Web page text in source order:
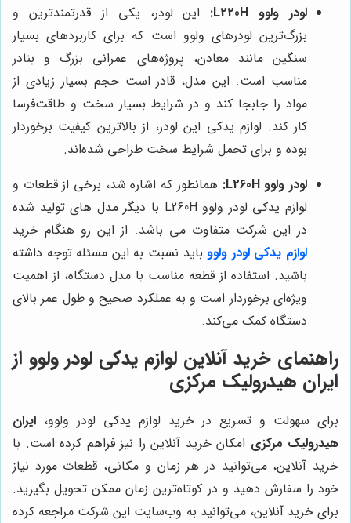
لودر ولوو L220H:
این لودر، یکی از قدرتمندترین و
بزرگ‌ترین لودرهای ولوو است که برای کاربردهای بسیار
سنگین مانند معادن، پروژه‌های عمرانی بزرگ و بنادر
مناسب است. این مدل، قادر است حجم بسیار زیادی از
مواد را جابجا کند و در شرایط بسیار سخت و طاقت‌فرسا
کار کند. لوازم یدکی این لودر، از بالاترین کیفیت برخوردار
بوده و برای تحمل شرایط سخت طراحی شده‌اند.
لودر ولوو L260H:
همانطور که اشاره شد، برخی از قطعات و
لوازم یدکی لودر ولوو L260H با دیگر مدل های تولید شده
در این شرکت متفاوت می باشد. از این رو هنگام خرید
لوازم یدکی لودر ولوو باید نسبت به این مسئله توجه داشته
باشید. استفاده از قطعه مناسب با مدل دستگاه، از اهمیت
ویژه‌ای برخوردار است و به عملکرد صحیح و طول عمر بالای
دستگاه کمک می‌کند.
راهنمای خرید آنلاین لوازم یدکی لودر ولوو از
ایران هیدرولیک مرکزی
برای سهولت و تسریع در خرید لوازم یدکی لودر ولوو، ایران
هیدرولیک مرکزی امکان خرید آنلاین را نیز فراهم کرده است. با
خرید آنلاین، می‌توانید در هر زمان و مکانی، قطعات مورد نیاز
خود را سفارش دهید و در کوتاه‌ترین زمان ممکن تحویل بگیرید.
برای خرید آنلاین، می‌توانید به وب‌سایت این شرکت مراجعه کرده